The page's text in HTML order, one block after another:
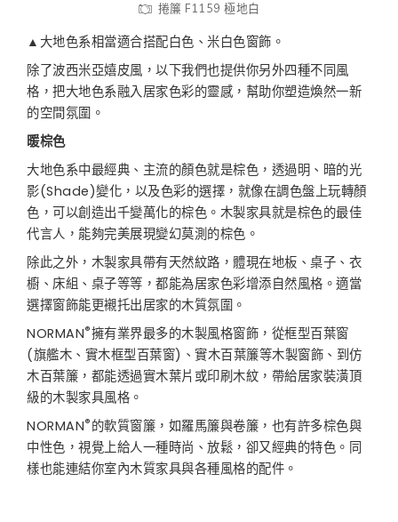
捲簾 F1159 極地白
▲大地色系相當適合搭配白色、米白色窗飾。
除了波西米亞嬉皮風，以下我們也提供你另外四種不同風
格，把大地色系融入居家色彩的靈感，幫助你塑造煥然一新
的空間氛圍。
暖棕色
大地色系中最經典、主流的顏色就是棕色，透過明、暗的光
影(Shade)變化，以及色彩的選擇，就像在調色盤上玩轉顏
色，可以創造出千變萬化的棕色。木製家具就是棕色的最佳
代言人，能夠完美展現變幻莫測的棕色。
除此之外，木製家具帶有天然紋路，體現在地板、桌子、衣
櫥、床組、桌子等等，都能為居家色彩增添自然風格。適當
選擇窗飾能更襯托出居家的木質氛圍。
NORMAN®擁有業界最多的木製風格窗飾，從框型百葉窗
(旗艦木、實木框型百葉窗)、實木百葉簾等木製窗飾、到仿
木百葉簾，都能透過實木葉片或印刷木紋，帶給居家裝潢頂
級的木製家具風格。
NORMAN® 的軟質窗簾，如羅馬簾與卷簾，也有許多棕色與
中性色，視覺上給人一種時尚、放鬆，卻又經典的特色。同
樣也能連結你室內木質家具與各種風格的配件。